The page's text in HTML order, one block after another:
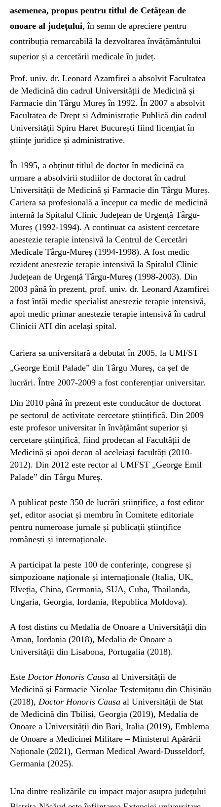
asemenea, propus pentru titlul de Cetățean de
onoare al județului, în semn de apreciere pentru
contribuția remarcabilă la dezvoltarea învățământului
superior și a cercetării medicale în județ.
Prof. univ. dr. Leonard Azamfirei a absolvit Facultatea
de Medicină din cadrul Universității de Medicină și
Farmacie din Târgu Mureș în 1992. În 2007 a absolvit
Facultatea de Drept si Administrație Publică din cadrul
Universității Spiru Haret București fiind licențiat în
științe juridice și administrative.
În 1995, a obținut titlul de doctor în medicină ca
urmare a absolvirii studiilor de doctorat în cadrul
Universității de Medicină și Farmacie din Târgu Mureș.
Cariera sa profesională a început ca medic de medicină
internă la Spitalul Clinic Județean de Urgență Târgu-
Mureș (1992-1994). A continuat ca asistent cercetare
anestezie terapie intensivă la Centrul de Cercetări
Medicale Târgu-Mureș (1994-1998). A fost medic
rezident anestezie terapie intensivă la Spitalul Clinic
Județean de Urgență Târgu-Mureș (1998-2003). Din
2003 până în prezent, prof. univ. dr. Leonard Azamfirei
a fost întâi medic specialist anestezie terapie intensivă,
apoi medic primar anestezie terapie intensivă în cadrul
Clinicii ATI din același spital.
Cariera sa universitară a debutat în 2005, la UMFST
„George Emil Palade” din Târgu Mureș, ca șef de
lucrări. Între 2007-2009 a fost conferențiar universitar.
Din 2010 până în prezent este conducător de doctorat
pe sectorul de activitate cercetare științifică. Din 2009
este profesor universitar în învățământ superior și
cercetare științifică, fiind prodecan al Facultății de
Medicină și apoi decan al aceleiași facultăți (2010-
2012). Din 2012 este rector al UMFST „George Emil
Palade” din Târgu Mureș.
A publicat peste 350 de lucrări științifice, a fost editor
șef, editor asociat și membru în Comitete editoriale
pentru numeroase jurnale și publicații științifice
românești și internaționale.
A participat la peste 100 de conferințe, congrese și
simpozioane naționale și internaționale (Italia, UK,
Elveția, China, Germania, SUA, Cuba, Thailanda,
Ungaria, Georgia, Iordania, Republica Moldova).
A fost distins cu Medalia de Onoare a Universității din
Aman, Iordania (2018), Medalia de Onoare a
Universității din Lisabona, Portugalia (2018).
Este Doctor Honoris Causa al Universității de
Medicină și Farmacie Nicolae Testemițanu din Chișinău
(2018), Doctor Honoris Causa al Universității de Stat
de Medicină din Tbilisi, Georgia (2019), Medalia de
Onoare a Universității din Bari, Italia (2019), Emblema
de Onoare a Medicinei Militare – Ministerul Apărării
Naționale (2021), German Medical Award-Dusseldorf,
Germania (2025).
Una dintre realizările cu impact major asupra județului